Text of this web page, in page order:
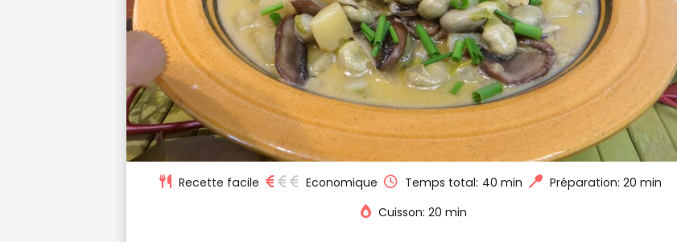
Recette facile Economique Temps total: 40 min
Préparation: 20 min
Cuisson: 20 min